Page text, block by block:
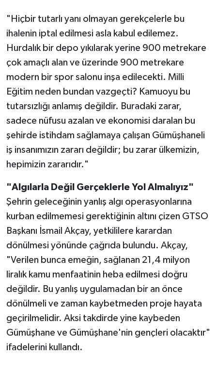
"Hiçbir tutarlı yanı olmayan gerekçelerle bu
ihalenin iptal edilmesi asla kabul edilemez.
Hurdalık bir depo yıkılarak yerine 900 metrekare
çok amaçlı alan ve üzerinde 900 metrekare
modern bir spor salonu inşa edilecekti. Milli
Eğitim neden bundan vazgeçti? Kamuoyu bu
tutarsızlığı anlamış değildir. Buradaki zarar,
sadece nüfusu azalan ve ekonomisi daralan bu
şehirde istihdam sağlamaya çalışan Gümüşhaneli
iş insanımızın zararı değildir; bu zarar ülkemizin,
hepimizin zararıdır."
"Algılarla Değil Gerçeklerle Yol Almalıyız"
Şehrin geleceğinin yanlış algı operasyonlarına
kurban edilmemesi gerektiğinin altını çizen GTSO
Başkanı İsmail Akçay, yetkililere karardan
dönülmesi yönünde çağrıda bulundu. Akçay,
"Verilen bunca emeğin, sağlanan 21,4 milyon
liralık kamu menfaatinin heba edilmesi doğru
değildir. Bu yanlış uygulamadan bir an önce
dönülmeli ve zaman kaybetmeden proje hayata
geçirilmelidir. Aksi takdirde yine kaybeden
Gümüşhane ve Gümüşhane'nin gençleri olacaktır"
ifadelerini kullandı.